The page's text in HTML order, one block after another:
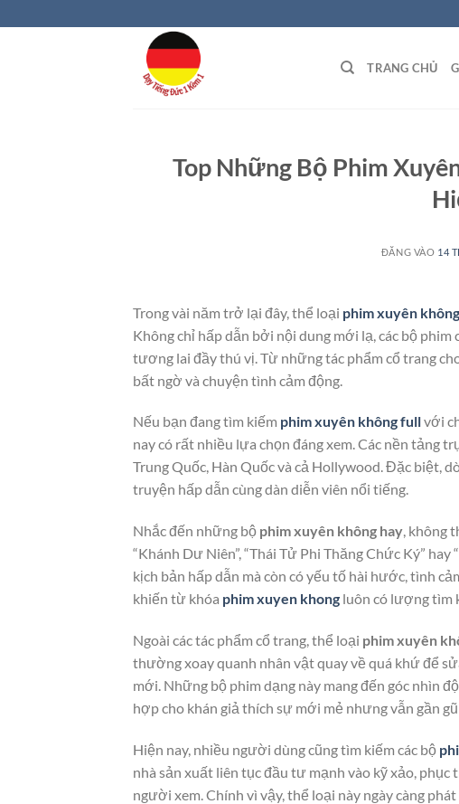
qua
TRANG CHỦ
Top Những Bộ Phim
ĐĂNG VÀO 14
Trong vài năm trở lại đây, thể loại phim xuyên không
Không chỉ hấp dẫn bởi nội dung mới lạ, các bộ
tương lai đầy thú vị. Từ những tác phẩm cổ trang
bất ngờ và chuyện tình cảm động.
Nếu bạn đang tìm kiếm phim xuyên không fullvới
nay có rất nhiều lựa chọn đáng xem. Các nền tảng
Trung Quốc, Hàn Quốc và cả Hollywood. Đặc biệt,
truyện hấp dẫn cùng dàn diễn viên nổi tiếng.
Nhắc đến những bộ phim xuyên không hay, không
“Khánh Dư Niên”, “Thái Tử Phi Thăng Chức Ký”
kịch bản hấp dẫn mà còn có yếu tố hài hước, tình
khiến từ khóa phim xuyen khong luôn có lượng tìm
Ngoài các tác phẩm cổ trang, thể loại phim xuyên
thường xoay quanh nhân vật quay về quá khứ để
mới. Những bộ phim dạng này mang đến góc nhìn
hợp cho khán giả thích sự mới mẻ nhưng vẫn gần
Hiện nay, nhiều người dùng cũng tìm kiếm các bộ
nhà sản xuất liên tục đầu tư mạnh vào kỹ xảo,
người xem. Chính vì vậy, thể loại này ngày càng